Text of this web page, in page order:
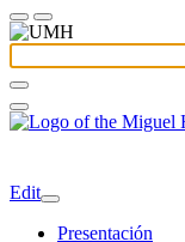
Edit
Presentación